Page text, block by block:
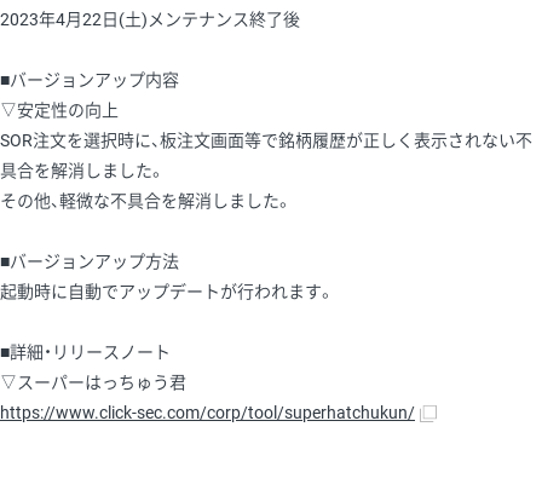
2023年4月22日(土)メンテナンス終了後
■バージョンアップ内容
▽安定性の向上
SOR注文を選択時に、板注文画面等で銘柄履歴が正しく表示されない不
具合を解消しました。
その他、軽微な不具合を解消しました。
■バージョンアップ方法
起動時に自動でアップデートが行われます。
■詳細・リリースノート
▽スーパーはっちゅう君
https://www.click-sec.com/corp/tool/superhatchukun/